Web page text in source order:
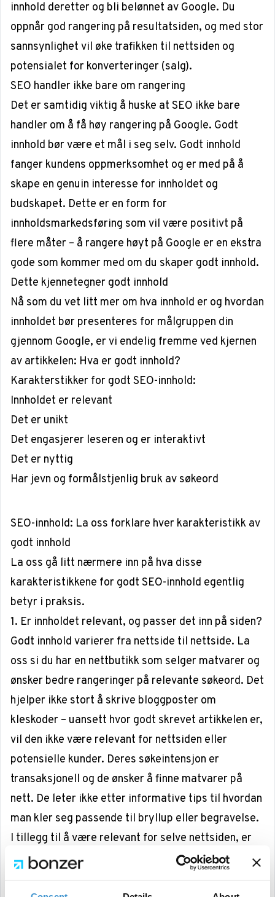
innhold deretter og bli belønnet av Google. Du
oppnår god rangering på resultatsiden, og med stor
sannsynlighet vil øke trafikken til nettsiden og
potensialet for konverteringer (salg).
SEO handler ikke bare om rangering
Det er samtidig viktig å huske at SEO ikke bare
handler om å få høy rangering på Google. Godt
innhold bør være et mål i seg selv. Godt innhold
fanger kundens oppmerksomhet og er med på å
skape en genuin interesse for innholdet og
budskapet. Dette er en form for
innholdsmarkedsføring som vil være positivt på
flere måter – å rangere høyt på Google er en ekstra
gode som kommer med om du skaper godt innhold.
Dette kjennetegner godt innhold
Nå som du vet litt mer om hva innhold er og hvordan
innholdet bør presenteres for målgruppen din
gjennom Google, er vi endelig fremme ved kjernen
av artikkelen: Hva er godt innhold?
Karakterstikker for godt SEO-innhold:
Innholdet er relevant
Det er unikt
Det engasjerer leseren og er interaktivt
Det er nyttig
Har jevn og formålstjenlig bruk av søkeord
SEO-innhold: La oss forklare hver karakteristikk av
godt innhold
La oss gå litt nærmere inn på hva disse
karakteristikkene for godt SEO-innhold egentlig
betyr i praksis.
1. Er innholdet relevant, og passer det inn på siden?
Godt innhold varierer fra nettside til nettside. La
oss si du har en nettbutikk som selger matvarer og
ønsker bedre rangeringer på relevante søkeord. Det
hjelper ikke stort å skrive bloggposter om
kleskoder – uansett hvor godt skrevet artikkelen er,
vil den ikke være relevant for nettsiden eller
potensielle kunder. Deres søkeintensjon er
transaksjonell og de ønsker å finne matvarer på
nett. De leter ikke etter informative tips til hvordan
man kler seg passende til bryllup eller begravelse.
I tillegg til å være relevant for selve nettsiden, er
det et pluss om innholdet er relevant i tiden. Du bør
derfor følge med på trender i bransjen og hva som